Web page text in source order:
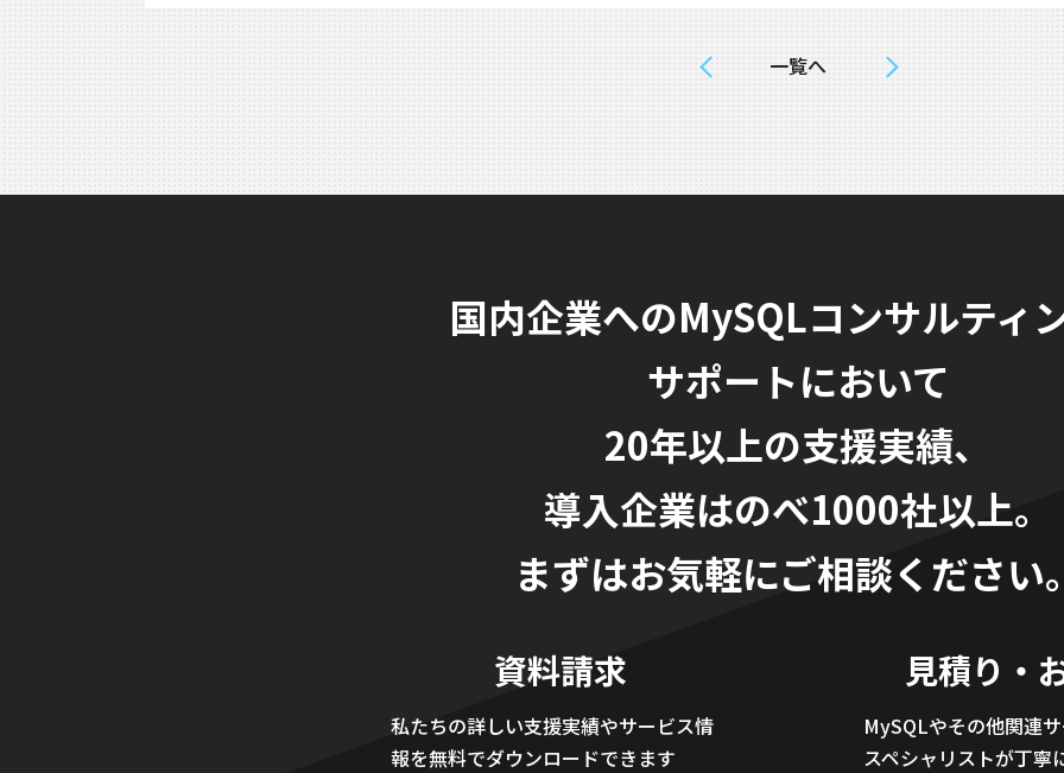
一覧へ
国内企業へのMySQLコンサルティ
サポートにおいて
20年以上の支援実績、
導入企業はのべ1000社以上。
まずはお気軽にご相談ください
資料請求
私たちの詳しい支援実績やサービス情
報を無料でダウンロードできます
見積り・
MySQLやその他関連
スペシャリストが丁寧